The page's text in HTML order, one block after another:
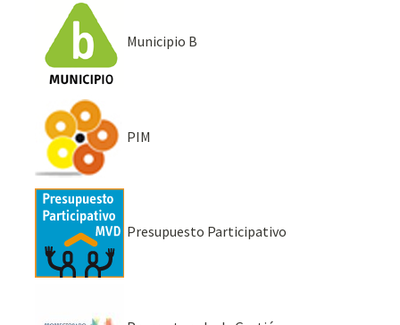
Municipio B
PIM
Presupuesto Participativo